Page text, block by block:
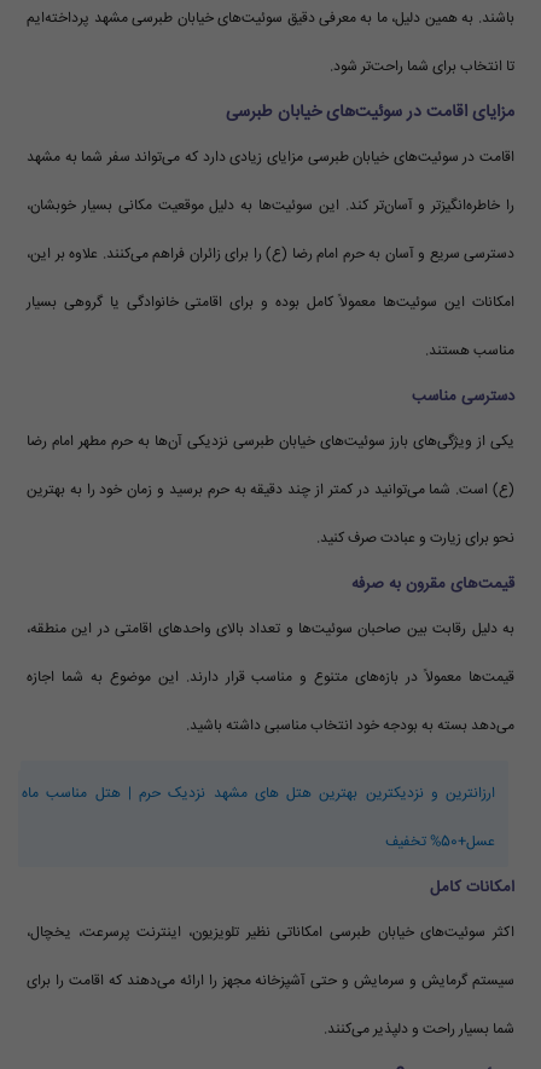
باشند. به همین دلیل، ما به معرفی دقیق سوئیت‌های خیابان طبرسی مشهد پرداخته‌ایم
تا انتخاب برای شما راحت‌تر شود.
مزایای اقامت در سوئیت‌های خیابان طبرسی
اقامت در سوئیت‌های خیابان طبرسی مزایای زیادی دارد که می‌تواند سفر شما به مشهد
را خاطره‌انگیزتر و آسان‌تر کند. این سوئیت‌ها به دلیل موقعیت مکانی بسیار خوبشان،
دسترسی سریع و آسان به حرم امام رضا (ع) را برای زائران فراهم می‌کنند. علاوه بر این،
امکانات این سوئیت‌ها معمولاً کامل بوده و برای اقامتی خانوادگی یا گروهی بسیار
مناسب هستند.
دسترسی مناسب
یکی از ویژگی‌های بارز سوئیت‌های خیابان طبرسی نزدیکی آن‌ها به حرم مطهر امام رضا
(ع) است. شما می‌توانید در کمتر از چند دقیقه به حرم برسید و زمان خود را به بهترین
نحو برای زیارت و عبادت صرف کنید.
قیمت‌های مقرون به صرفه
به دلیل رقابت بین صاحبان سوئیت‌ها و تعداد بالای واحدهای اقامتی در این منطقه،
قیمت‌ها معمولاً در بازه‌های متنوع و مناسب قرار دارند. این موضوع به شما اجازه
می‌دهد بسته به بودجه خود انتخاب مناسبی داشته باشید.
ارزانترین و نزدیکترین بهترین هتل های مشهد نزدیک حرم | هتل مناسب ماه
عسل+50% تخفیف
امکانات کامل
اکثر سوئیت‌های خیابان طبرسی امکاناتی نظیر تلویزیون، اینترنت پرسرعت، یخچال،
سیستم گرمایش و سرمایش و حتی آشپزخانه مجهز را ارائه می‌دهند که اقامت را برای
شما بسیار راحت و دلپذیر می‌کنند.